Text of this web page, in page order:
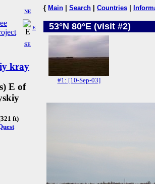
NE
SE
E
kray
E of
ft)
{ Main Search Countries
53°N 80°E (visit #2)
#1: [10-Sep-03]